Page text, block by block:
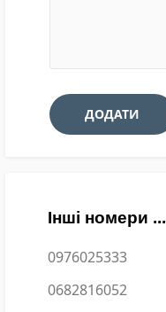
Інші номери ...
0976025333
0682816052